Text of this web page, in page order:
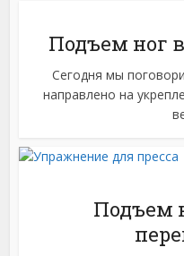
Подъем ног
Сегодня мы
направлено на
Подъем